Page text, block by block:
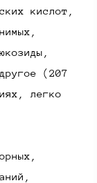
кислот,
(207
легко